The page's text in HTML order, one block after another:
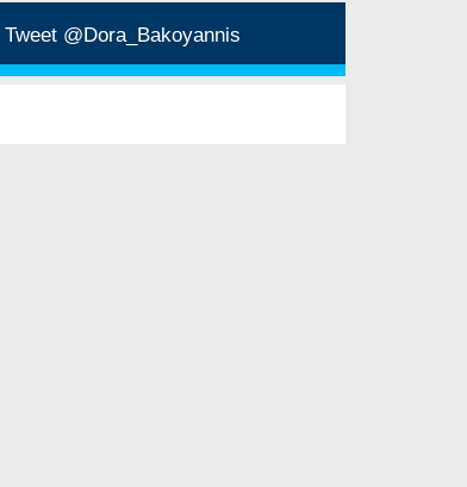
Tweet @Dora_Bakoyannis